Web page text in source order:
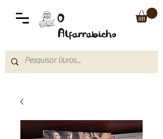
O
Alfarrabicho